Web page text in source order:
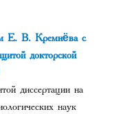
Е. В. Кремнёва с
докторской
диссертации на
наук